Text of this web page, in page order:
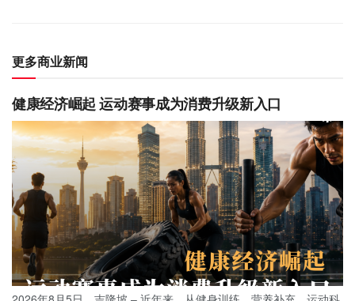
更多商业新闻
健康经济崛起 运动赛事成为消费升级新入口